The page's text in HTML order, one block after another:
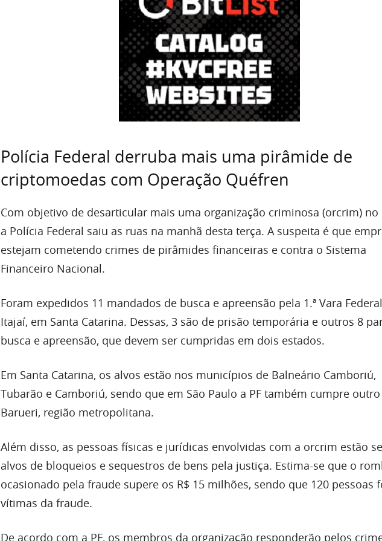
Polícia Federal derruba mais uma pirâmide de
criptomoedas com Operação Quéfren
Com objetivo de desarticular mais uma organização criminosa (orcrim) no
a Polícia Federal saiu as ruas na manhã desta terça. A suspeita é que
estejam cometendo crimes de pirâmides financeiras e contra o Sistema
Financeiro Nacional.
Foram expedidos 11 mandados de busca e apreensão pela 1.ª Vara
Itajaí, em Santa Catarina. Dessas, 3 são de prisão temporária e outros 8
busca e apreensão, que devem ser cumpridas em dois estados.
Em Santa Catarina, os alvos estão nos municípios de Balneário Camboriú,
Tubarão e Camboriú, sendo que em São Paulo a PF também cumpre
Barueri, região metropolitana.
Além disso, as pessoas físicas e jurídicas envolvidas com a orcrim estão
alvos de bloqueios e sequestros de bens pela justiça. Estima-se que o
ocasionado pela fraude supere os R$ 15 milhões, sendo que 120 pessoas
vítimas da fraude.
De acordo com a PF, os membros da organização responderão pelos